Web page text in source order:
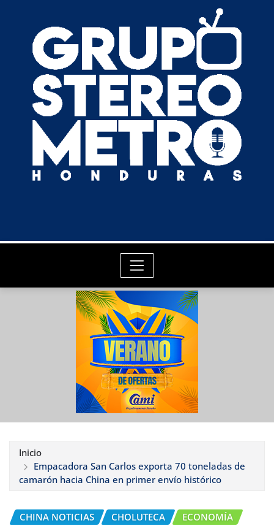
Inicio
Empacadora San Carlos exporta 70 toneladas de
camarón hacia China en primer envío histórico
CHINA NOTICIAS CHOLUTECA ECONOMÍA